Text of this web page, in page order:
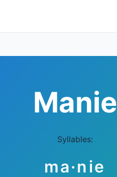
Manie
Syllables:
ma·nie